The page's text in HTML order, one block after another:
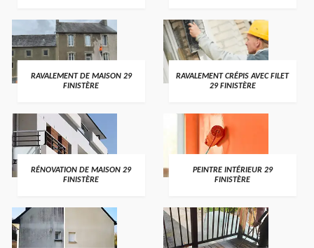
RAVALEMENT DE MAISON 29
FINISTÈRE
RAVALEMENT CRÉPIS AVEC FILET
29 FINISTÈRE
RÉNOVATION DE MAISON 29
FINISTÈRE
PEINTRE INTÉRIEUR 29
FINISTÈRE